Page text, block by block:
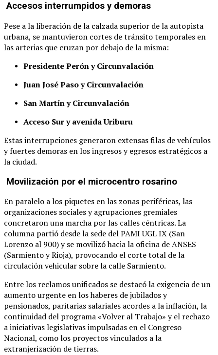
Accesos interrumpidos y demoras
Pese a la liberación de la calzada superior de la autopista
urbana, se mantuvieron cortes de tránsito temporales en
las arterias que cruzan por debajo de la misma:
Presidente Perón y Circunvalación
Juan José Paso y Circunvalación
San Martín y Circunvalación
Acceso Sur y avenida Uriburu
Estas interrupciones generaron extensas filas de vehículos
y fuertes demoras en los ingresos y egresos estratégicos a
la ciudad.
Movilización por el microcentro rosarino
En paralelo a los piquetes en las zonas periféricas, las
organizaciones sociales y agrupaciones gremiales
concretaron una marcha por las calles céntricas.La
columna partió desde la sede del PAMI UGL IX (San
Lorenzo al 900) y se movilizó hacia la oficina de ANSES
(Sarmiento y Rioja), provocando el corte total de la
circulación vehicular sobre la calle Sarmiento.
Entre los reclamos unificados se destacó la exigencia de un
aumento urgente en los haberes de jubilados y
pensionados, paritarias salariales acordes a la inflación, la
continuidad del programa «Volver al Trabajo» y el rechazo
a iniciativas legislativas impulsadas en el Congreso
Nacional, como los proyectos vinculados a la
extranjerización de tierras.